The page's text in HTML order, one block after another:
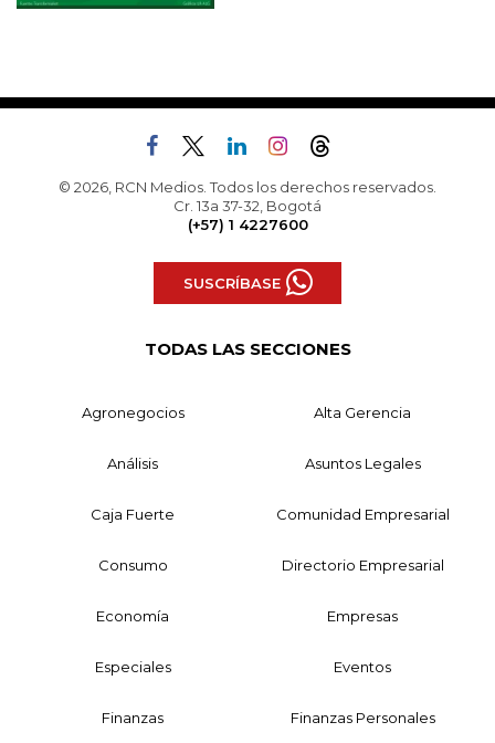
© 2026, RCN Medios. Todos los derechos reservados.
Cr. 13a 37-32, Bogotá
(+57) 1 4227600
SUSCRÍBASE
TODAS LAS SECCIONES
Agronegocios Alta Gerencia
Análisis Asuntos Legales
Caja Fuerte Comunidad Empresarial
Consumo Directorio Empresarial
Economía Empresas
Especiales Eventos
Finanzas Finanzas Personales